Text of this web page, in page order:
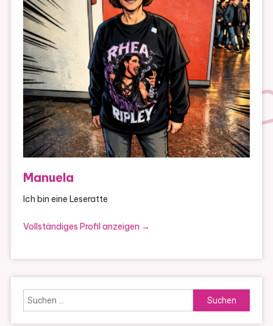
Manuela
Ich bin eine Leseratte
Vollständiges Profil anzeigen →
Suchen
nach: